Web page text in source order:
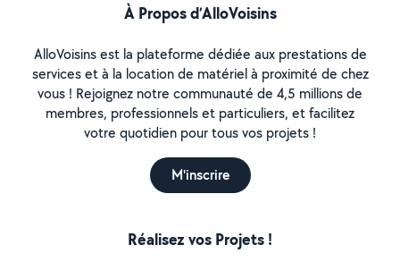
À Propos d’AlloVoisins
AlloVoisins est la plateforme dédiée aux prestations de
services et à la location de matériel à proximité de chez
vous ! Rejoignez notre communauté de 4,5 millions de
membres, professionnels et particuliers, et facilitez
votre quotidien pour tous vos projets !
M'inscrire
Réalisez vos Projets !